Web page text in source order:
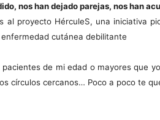
nos han dejado parejas, nos han
al proyecto HérculeS, una iniciativa
cutánea debilitante
de mi edad o mayores que
círculos cercanos… Poco a poco te